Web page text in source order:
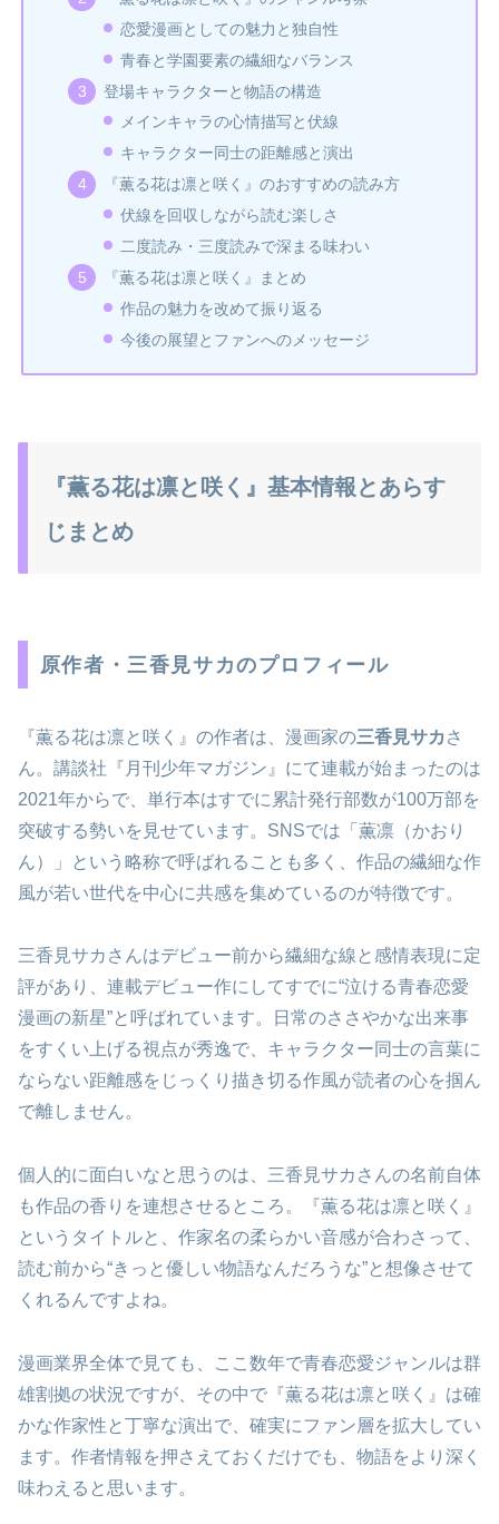
恋愛漫画としての魅力と独自性
青春と学園要素の繊細なバランス
登場キャラクターと物語の構造
メインキャラの心情描写と伏線
キャラクター同士の距離感と演出
『薫る花は凛と咲く』のおすすめの読み方
伏線を回収しながら読む楽しさ
二度読み・三度読みで深まる味わい
『薫る花は凛と咲く』まとめ
作品の魅力を改めて振り返る
今後の展望とファンへのメッセージ
『薫る花は凛と咲く』基本情報とあらす
じまとめ
原作者・三香見サカのプロフィール
『薫る花は凛と咲く』の作者は、漫画家の三香見サカ さ
ん。講談社『月刊少年マガジン』にて連載が始まったのは
2021年からで、単行本はすでに累計発行部数が100万部を
突破する勢いを見せています。SNSでは「薫凛（かおり
ん）」という略称で呼ばれることも多く、作品の繊細な作
風が若い世代を中心に共感を集めているのが特徴です。
三香見サカさんはデビュー前から繊細な線と感情表現に定
評があり、連載デビュー作にしてすでに“泣ける青春恋愛
漫画の新星”と呼ばれています。日常のささやかな出来事
をすくい上げる視点が秀逸で、キャラクター同士の言葉に
ならない距離感をじっくり描き切る作風が読者の心を掴ん
で離しません。
個人的に面白いなと思うのは、三香見サカさんの名前自体
も作品の香りを連想させるところ。『薫る花は凛と咲く』
というタイトルと、作家名の柔らかい音感が合わさって、
読む前から“きっと優しい物語なんだろうな”と想像させて
くれるんですよね。
漫画業界全体で見ても、ここ数年で青春恋愛ジャンルは群
雄割拠の状況ですが、その中で『薫る花は凛と咲く』は確
かな作家性と丁寧な演出で、確実にファン層を拡大してい
ます。作者情報を押さえておくだけでも、物語をより深く
味わえると思います。